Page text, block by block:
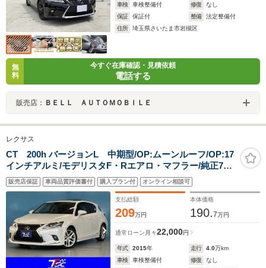
車検
車検整備付 修復
なし
保証
保証付 整備
法定整備付
住所
埼玉県さいたま市岩槻区
無
料
今すぐ在庫確認・見積依頼
電話する
販売店： ＢＥＬＬ ＡＵＴＯＭＯＢＩＬＥ
レクサス
CT 200h バージョンL 中期型/OP:ムーンルーフ/OP:17
インチアルミ/モデリスタF・Rエアロ・マフラー/純正7イ
ンチナビ/禁煙車/バックカメラ/クルーズコントロー
ル/LEDヘッドライト/フルセグ/Bluetooth接続
販売店保証 車両品質評価書付 購入プラン付 オンライン相談可
支払総額
209万円
本体価格
190.7万円
通常ローン 月々22,000円
年式 2015年 走行 4.0万km
車検
車検整備付 修復
なし